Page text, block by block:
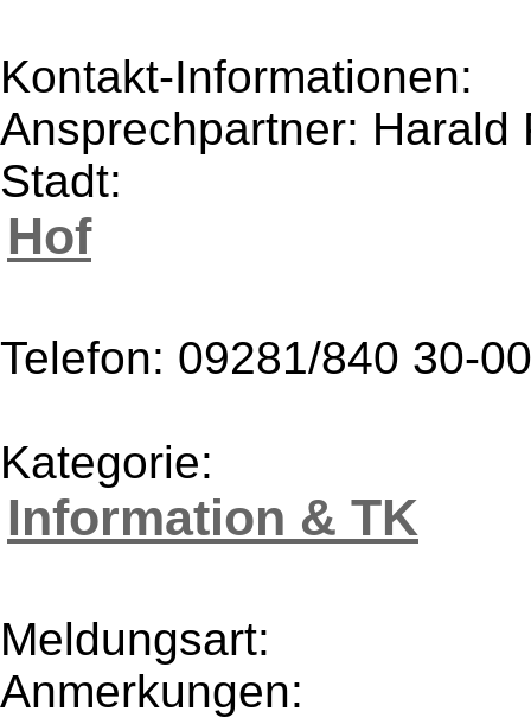
Kontakt-Informationen:
Ansprechpartner: Harald
Stadt:
Hof
Telefon: 09281/840 30-00
Kategorie:
Information & TK
Meldungsart:
Anmerkungen: